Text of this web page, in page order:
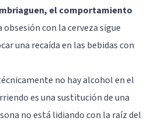
el comportamiento
obsesión con la cerveza sigue
una recaída en las bebidas con
no hay alcohol en el
es una sustitución de una
no está lidiando con la raíz del